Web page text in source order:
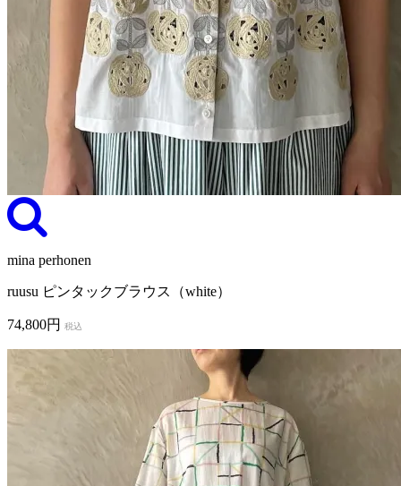
mina perhonen
ruusu ピンタックブラウス（white）
74,800円 税込